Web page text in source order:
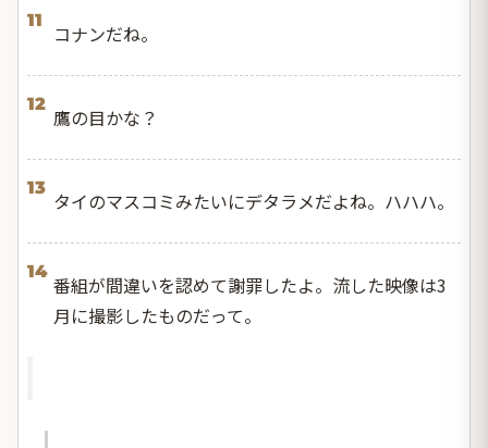
11
コナンだね。
12
鷹の目かな？
13
タイのマスコミみたいにデタラメだよね。ハハハ。
14
番組が間違いを認めて謝罪したよ。流した映像は3
月に撮影したものだって。